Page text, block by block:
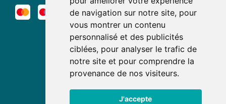
de navigation sur notre site, pour
vous montrer un contenu
personnalisé et des publicités
ciblées, pour analyser le trafic de
notre site et pour comprendre la
provenance de nos visiteurs.
J'accepte
Nous suivre